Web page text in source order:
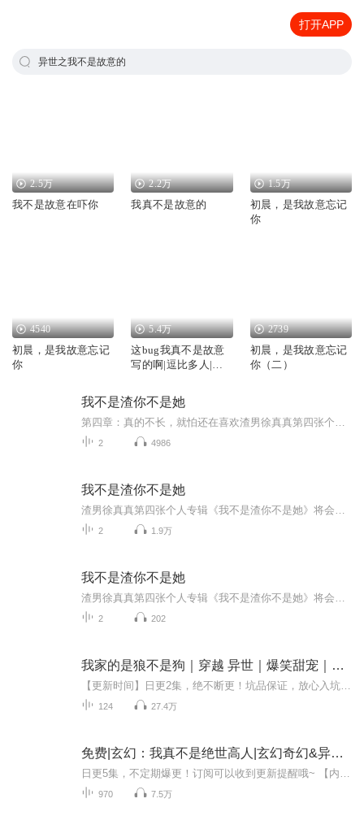
打开APP
异世之我不是故意的
2.5万
我不是故意在吓你
2.2万
我真不是故意的
1.5万
初晨，是我故意忘记
你
4540
初晨，是我故意忘记
你
5.4万
这bug我真不是故意
写的啊|逗比多人|脑
2739
初晨，是我故意忘记
你（二）
我不是渣你不是她
2 4986
我不是渣你不是她
2 1.9万
我不是渣你不是她
2 202
我家的是狼不是狗｜穿越 异世｜爆笑甜宠｜免费双播
124 27.4万
免费|玄幻：我真不是绝世高人|玄幻奇幻&异世&修真
970 7.5万